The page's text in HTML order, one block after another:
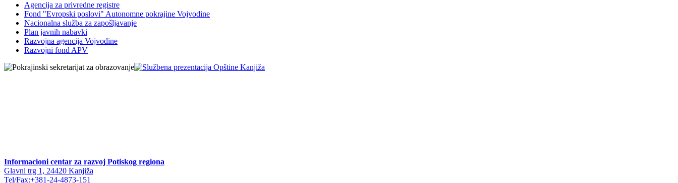
Agencija za privredne registre
Fond "Evropski poslovi" Autonomne pokrajine Vojvodine
Nacionalna služba za zapošljavanje
Plan javnih nabavki
Razvojna agencija Vojvodine
Razvojni fond APV
Informacioni centar za razvoj Potiskog regiona
Glavni trg 1, 24420 Kanjiža
Tel/Fax:+381-24-4873-151